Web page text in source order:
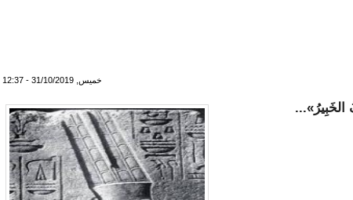
خميس, 31/10/2019 - 12:37
الخَبِيرُ»...